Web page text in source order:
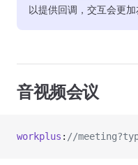
以提供回调，交互会更加
音视频会议
workplus : //